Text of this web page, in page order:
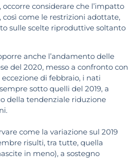
considerare che l’impatto
così come le restrizioni adottate,
sulle scelte riproduttive soltanto
anche l’andamento delle
del 2020, messo a confronto con
eccezione di febbraio, i nati
sotto quelli del 2019, a
della tendenziale riduzione
come la variazione sul 2019
risulti, tra tutte, quella
in meno), a sostegno